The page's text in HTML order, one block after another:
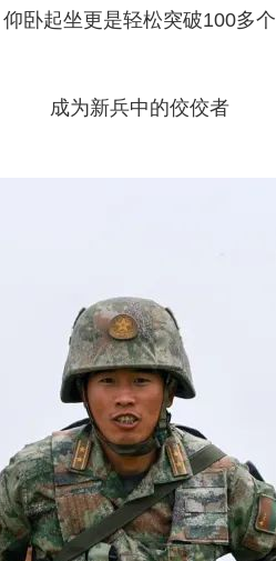
仰卧起坐更是轻松突破100多个
成为新兵中的佼佼者